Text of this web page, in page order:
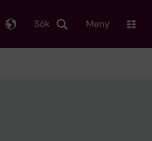
Sök Meny